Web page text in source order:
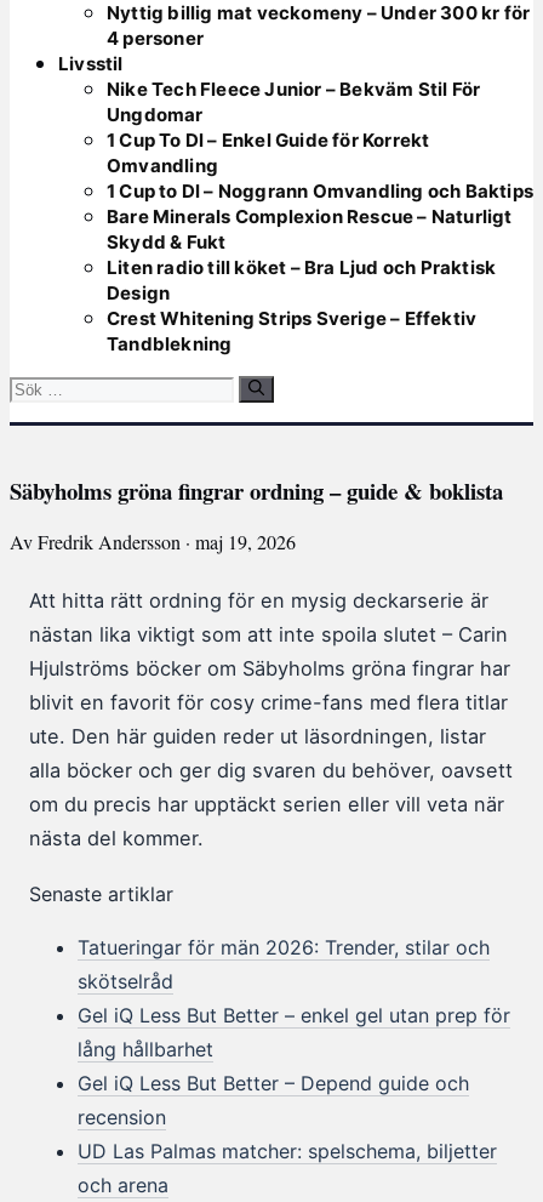
Nyttig billig mat veckomeny – Under 300 kr för
4 personer
Livsstil
Nike Tech Fleece Junior – Bekväm Stil För
Ungdomar
1 Cup To Dl – Enkel Guide för Korrekt
Omvandling
1 Cup to Dl – Noggrann Omvandling och Baktips
Bare Minerals Complexion Rescue – Naturligt
Skydd & Fukt
Liten radio till köket – Bra Ljud och Praktisk
Design
Crest Whitening Strips Sverige – Effektiv
Tandblekning
Sök
Säbyholms gröna fingrar ordning – guide & boklista
Av Fredrik Andersson · maj 19, 2026
Att hitta rätt ordning för en mysig deckarserie är
nästan lika viktigt som att inte spoila slutet – Carin
Hjulströms böcker om Säbyholms gröna fingrar har
blivit en favorit för cosy crime-fans med flera titlar
ute. Den här guiden reder ut läsordningen, listar
alla böcker och ger dig svaren du behöver, oavsett
om du precis har upptäckt serien eller vill veta när
nästa del kommer.
Senaste artiklar
Tatueringar för män 2026: Trender, stilar och
skötselråd
Gel iQ Less But Better – enkel gel utan prep för
lång hållbarhet
Gel iQ Less But Better – Depend guide och
recension
UD Las Palmas matcher: spelschema, biljetter
och arena